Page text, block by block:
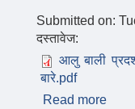
Submitted on:
दस्तावेज:
आलु बाली
बारे.pdf
Read more